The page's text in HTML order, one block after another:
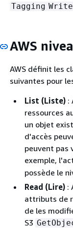
Tagging Write
AWS
AWS définit les
suivantes pour
List (Liste) :
ressources
un objet
d'accès
peuvent pas
exemple,
possède le
Read (Lire) :
attributs de
de les
S3